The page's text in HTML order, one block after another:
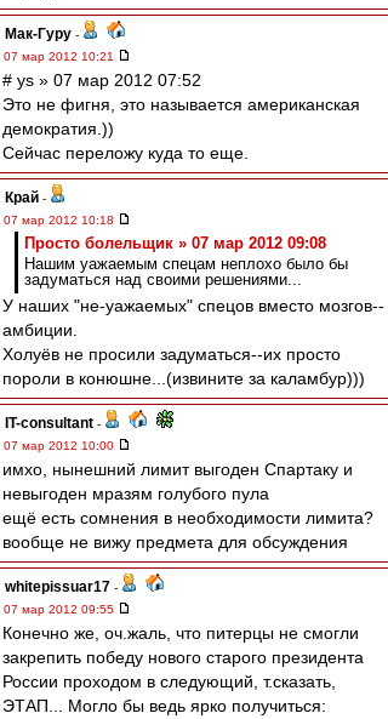
Мак-Гуру -
07 мар 2012 10:21
# ys » 07 мар 2012 07:52
Это не фигня, это называется американская
демократия.))
Сейчас переложу куда то еще.
Край -
07 мар 2012 10:18
Просто болельщик » 07 мар 2012 09:08
Нашим уажаемым спецам неплохо было бы
задуматься над своими решениями...
У наших "не-уажаемых" спецов вместо мозгов--
амбиции.
Холуёв не просили задуматься--их просто
пороли в конюшне...(извините за каламбур)))
IT-consultant -
07 мар 2012 10:00
имхо, нынешний лимит выгоден Спартаку и
невыгоден мразям голубого пула
ещё есть сомнения в необходимости лимита?
вообще не вижу предмета для обсуждения
whitepissuar17 -
07 мар 2012 09:55
Конечно же, оч.жаль, что питерцы не смогли
закрепить победу нового старого президента
России проходом в следующий, т.сказать,
ЭТАП... Могло бы ведь ярко получиться: